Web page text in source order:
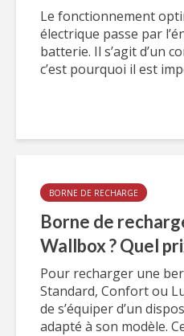
Le fonctionnement
électrique passe par
batterie. Il s’agit d’un
c’est pourquoi il est
BORNE DE RECHARGE
Borne de
Wallbox ? Quel
Pour recharger une
Standard, Confort ou
de s’équiper d’un
adapté à son modèle.